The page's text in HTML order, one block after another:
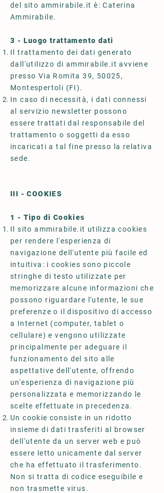
del sito ammirabile.it è: Caterina
Ammirabile.
3 - Luogo trattamento dati
Il trattamento dei dati generato
dall'utilizzo di ammirabile.it avviene
presso Via Romita 39, 50025,
Montespertoli (FI).
In caso di necessità, i dati connessi
al servizio newsletter possono
essere trattati dal responsabile del
trattamento o soggetti da esso
incaricati a tal fine presso la relativa
sede.
III - COOKIES
1 - Tipo di Cookies
Il sito ammirabile.it utilizza cookies
per rendere l'esperienza di
navigazione dell'utente più facile ed
intuitiva: i cookies sono piccole
stringhe di testo utilizzate per
memorizzare alcune informazioni che
possono riguardare l'utente, le sue
preferenze o il dispositivo di accesso
a Internet (computer, tablet o
cellulare) e vengono utilizzate
principalmente per adeguare il
funzionamento del sito alle
aspettative dell'utente, offrendo
un'esperienza di navigazione più
personalizzata e memorizzando le
scelte effettuate in precedenza.
Un cookie consiste in un ridotto
insieme di dati trasferiti al browser
dell'utente da un server web e può
essere letto unicamente dal server
che ha effettuato il trasferimento.
Non si tratta di codice eseguibile e
non trasmette virus.